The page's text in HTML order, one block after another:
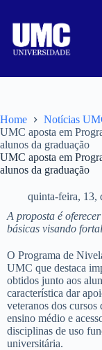
Home
Notícias
UMC aposta em
alunos da graduação
UMC aposta em
alunos da graduação
quinta-feira, 13,
A proposta é
básicas visando
O Programa de
UMC que destaca
obtidos junto aos
característica dar
veteranos dos
ensino médio e
disciplinas de uso
universitária.